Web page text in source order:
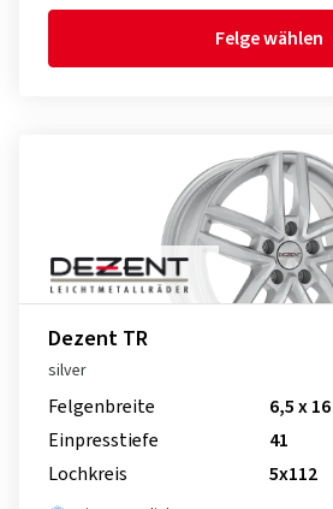
Felge wählen
Dezent TR
silver
Felgenbreite
6,5 x 16
Einpresstiefe
41
Lochkreis
5x112